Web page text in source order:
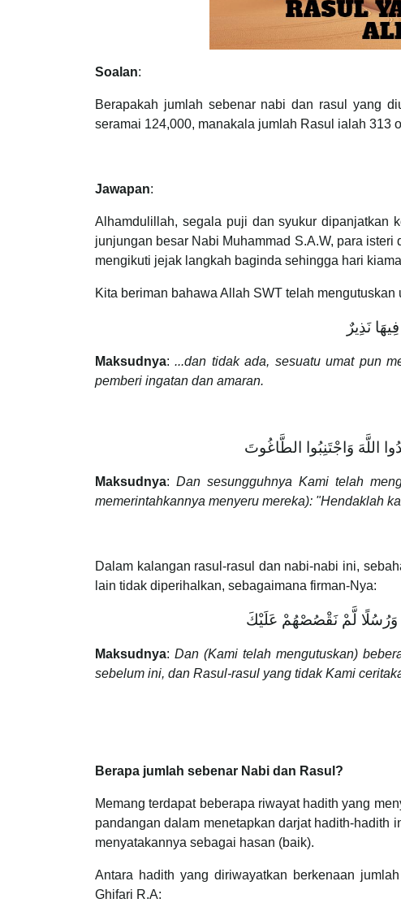
Soalan:
Berapakah jumlah sebenar nabi dan rasul yang
seramai 124,000, manakala jumlah Rasul ialah 313
Jawapan:
Alhamdulillah, segala puji dan syukur dipanjatkan
junjungan besar Nabi Muhammad S.A.W, para
mengikuti jejak langkah baginda sehingga hari
Kita beriman bahawa Allah SWT telah
نَذِيرٌ
Maksudnya:...dan tidak ada, sesuatu umat pun
pemberi ingatan dan amaran.
اللَّهَ وَاجْتَنِبُوا الطَّاغُوتَ
Maksudnya: Dan sesungguhnya Kami telah
memerintahkannya menyeru mereka): "Hendaklah
Dalam kalangan rasul-rasul dan nabi-nabi ini,
lain tidak diperihalkan, sebagaimana firman-Nya:
Maksudnya: Dan (Kami telah mengutuskan)
sebelum ini, dan Rasul-rasul yang tidak Kami
Berapa jumlah sebenar Nabi dan Rasul?
Memang terdapat beberapa riwayat hadith yang
pandangan dalam menetapkan darjat hadith-hadith
menyatakannya sebagai hasan (baik).
Antara hadith yang diriwayatkan berkenaan
Ghifari R.A: